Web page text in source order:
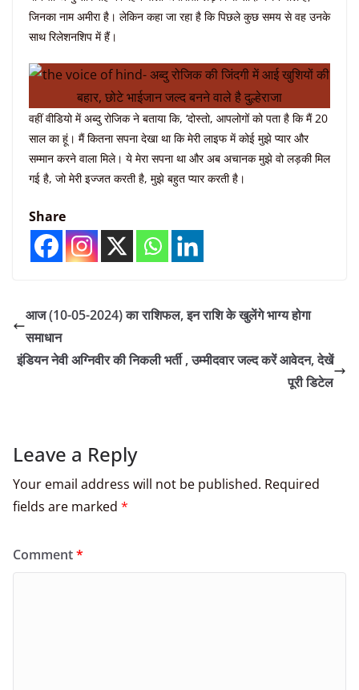
जिनका नाम अमीरा है। लेकिन कहा जा रहा है कि पिछले कुछ समय से वह उनके
साथ रिलेशनशिप में हैं।
वहीं वीडियो में अब्दु रोजिक ने बताया कि, ‘दोस्तो, आपलोगों को पता है कि मैं 20
साल का हूं। मैं कितना सपना देखा था कि मेरी लाइफ में कोई मुझे प्यार और
सम्मान करने वाला मिले। ये मेरा सपना था और अब अचानक मुझे वो लड़की मिल
गई है, जो मेरी इज्जत करती है, मुझे बहुत प्यार करती है।
Share
आज (10-05-2024) का राशिफल, इन राशि के खुलेंगे भाग्य होगा
समाधान
इंडियन नेवी अग्निवीर की निकली भर्ती , उम्मीदवार जल्द करें आवेदन, देखें
पूरी डिटेल
Leave a Reply
Your email address will not be published. Required
fields are marked *
Comment*